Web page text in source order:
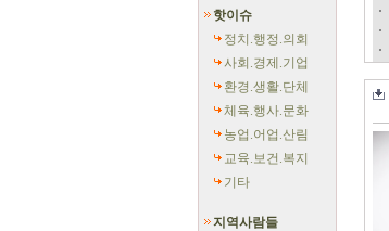
핫이슈
정치.행정.의회
사회.경제.기업
환경.생활.단체
체육.행사.문화
농업.어업.산림
교육.보건.복지
기타
지역사람들